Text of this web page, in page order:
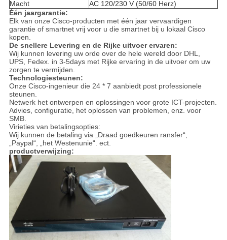
Macht
AC 120/230 V (50/60 Herz)
Één jaargarantie:
Elk van onze Cisco-producten met één jaar vervaardigen
garantie of smartnet vrij voor u die smartnet bij u lokaal Cisco
kopen.
De snellere Levering en de Rijke uitvoer ervaren:
Wij kunnen levering uw orde over de hele wereld door DHL,
UPS, Fedex. in 3-5days met Rijke ervaring in de uitvoer om uw
zorgen te vermijden.
Technologiesteunen:
Onze Cisco-ingenieur die 24 * 7 aanbiedt post professionele
steunen.
Netwerk het ontwerpen en oplossingen voor grote ICT-projecten.
Advies, configuratie, het oplossen van problemen, enz. voor
SMB.
Virieties van betalingsopties:
Wij kunnen de betaling via „Draad goedkeuren ransfer“,
„Paypal“, „het Westenunie“. ect.
productverwijzing: